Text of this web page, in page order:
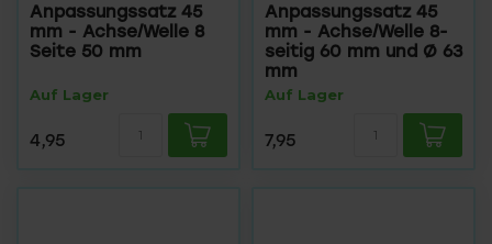
Anpassungssatz 45
mm - Achse/Welle 8
Seite 50 mm
Auf Lager
4,95
Anpassungssatz 45
mm - Achse/Welle 8-
seitig 60 mm und Ø 63
mm
Auf Lager
7,95